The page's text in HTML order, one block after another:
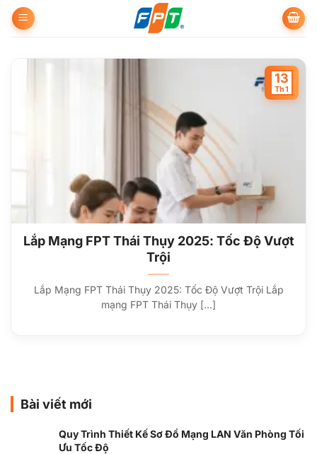
qua
Lắp Mạng FPT Thái Thụy 2025: Tốc Độ Vượt
Trội
Lắp Mạng FPT Thái Thụy 2025: Tốc Độ Vượt Trội Lắp
mạng FPT Thái Thụy [...]
13
Th1
Bài viết mới
Quy Trình Thiết Kế Sơ Đồ Mạng LAN Văn Phòng Tối
Ưu Tốc Độ